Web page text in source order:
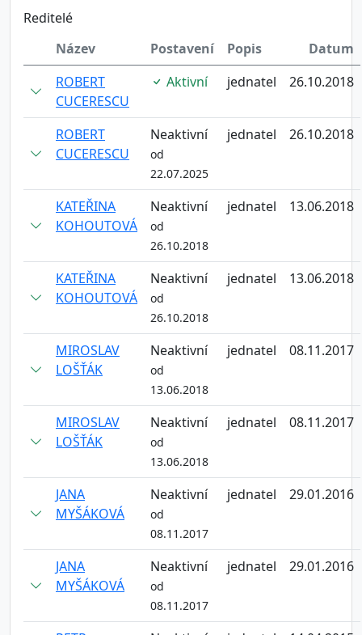
Reditelé
Název
Postavení Popis
Datum
ROBERT
CUCERESCU
Aktivní jednatel 26.10.2018
ROBERT
CUCERESCU
Neaktivní
od
22.07.2025
jednatel 26.10.2018
KATEŘINA
KOHOUTOVÁ
Neaktivní
od
26.10.2018
jednatel 13.06.2018
KATEŘINA
KOHOUTOVÁ
Neaktivní
od
26.10.2018
jednatel 13.06.2018
MIROSLAV
LOŠŤÁK
Neaktivní
od
13.06.2018
jednatel 08.11.2017
MIROSLAV
LOŠŤÁK
Neaktivní
od
13.06.2018
jednatel 08.11.2017
JANA
MYŠÁKOVÁ
Neaktivní
od
08.11.2017
jednatel 29.01.2016
JANA
MYŠÁKOVÁ
Neaktivní
od
08.11.2017
jednatel 29.01.2016